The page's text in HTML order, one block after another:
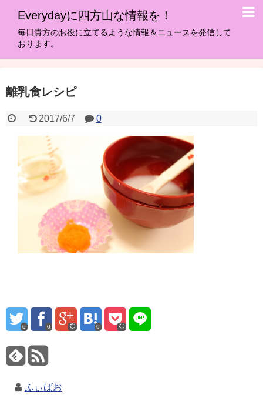
Everydayに四方山な情報を！
毎日貴方のお役に立てるような情報＆ニュースを発信して
おります。
離乳食レシピ
2017/6/7 0
0 0 0
ふぃばお